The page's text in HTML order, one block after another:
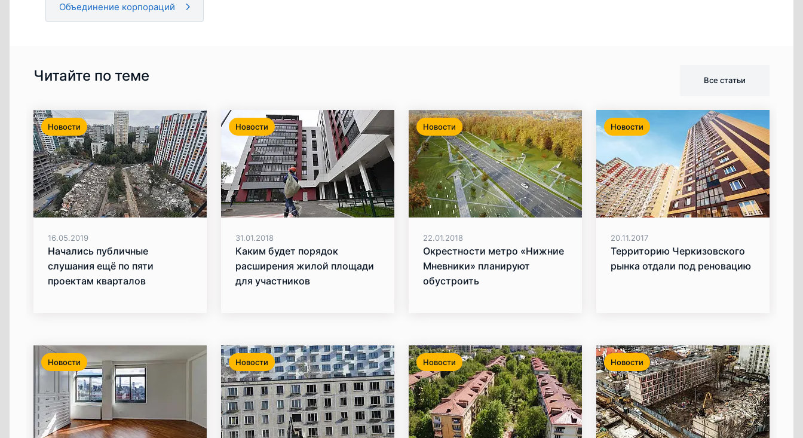
Объединение корпораций
Читайте по теме Все статьи
Новости
16.05.2019
​Начались публичные
слушания ещё по пяти
проектам кварталов
Новости
31.01.2018
Каким будет порядок
расширения жилой площади
для участников
Новости
22.01.2018
Окрестности метро «Нижние
Мневники» планируют
обустроить
Новости
20.11.2017
Территорию Черкизовского
рынка отдали под реновацию
Новости Новости Новости Новости